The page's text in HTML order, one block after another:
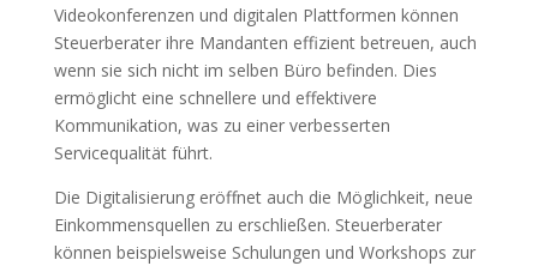
Videokonferenzen und digitalen Plattformen können
Steuerberater ihre Mandanten effizient betreuen, auch
wenn sie sich nicht im selben Büro befinden. Dies
ermöglicht eine schnellere und effektivere
Kommunikation, was zu einer verbesserten
Servicequalität führt.
Die Digitalisierung eröffnet auch die Möglichkeit, neue
Einkommensquellen zu erschließen. Steuerberater
können beispielsweise Schulungen und Workshops zur